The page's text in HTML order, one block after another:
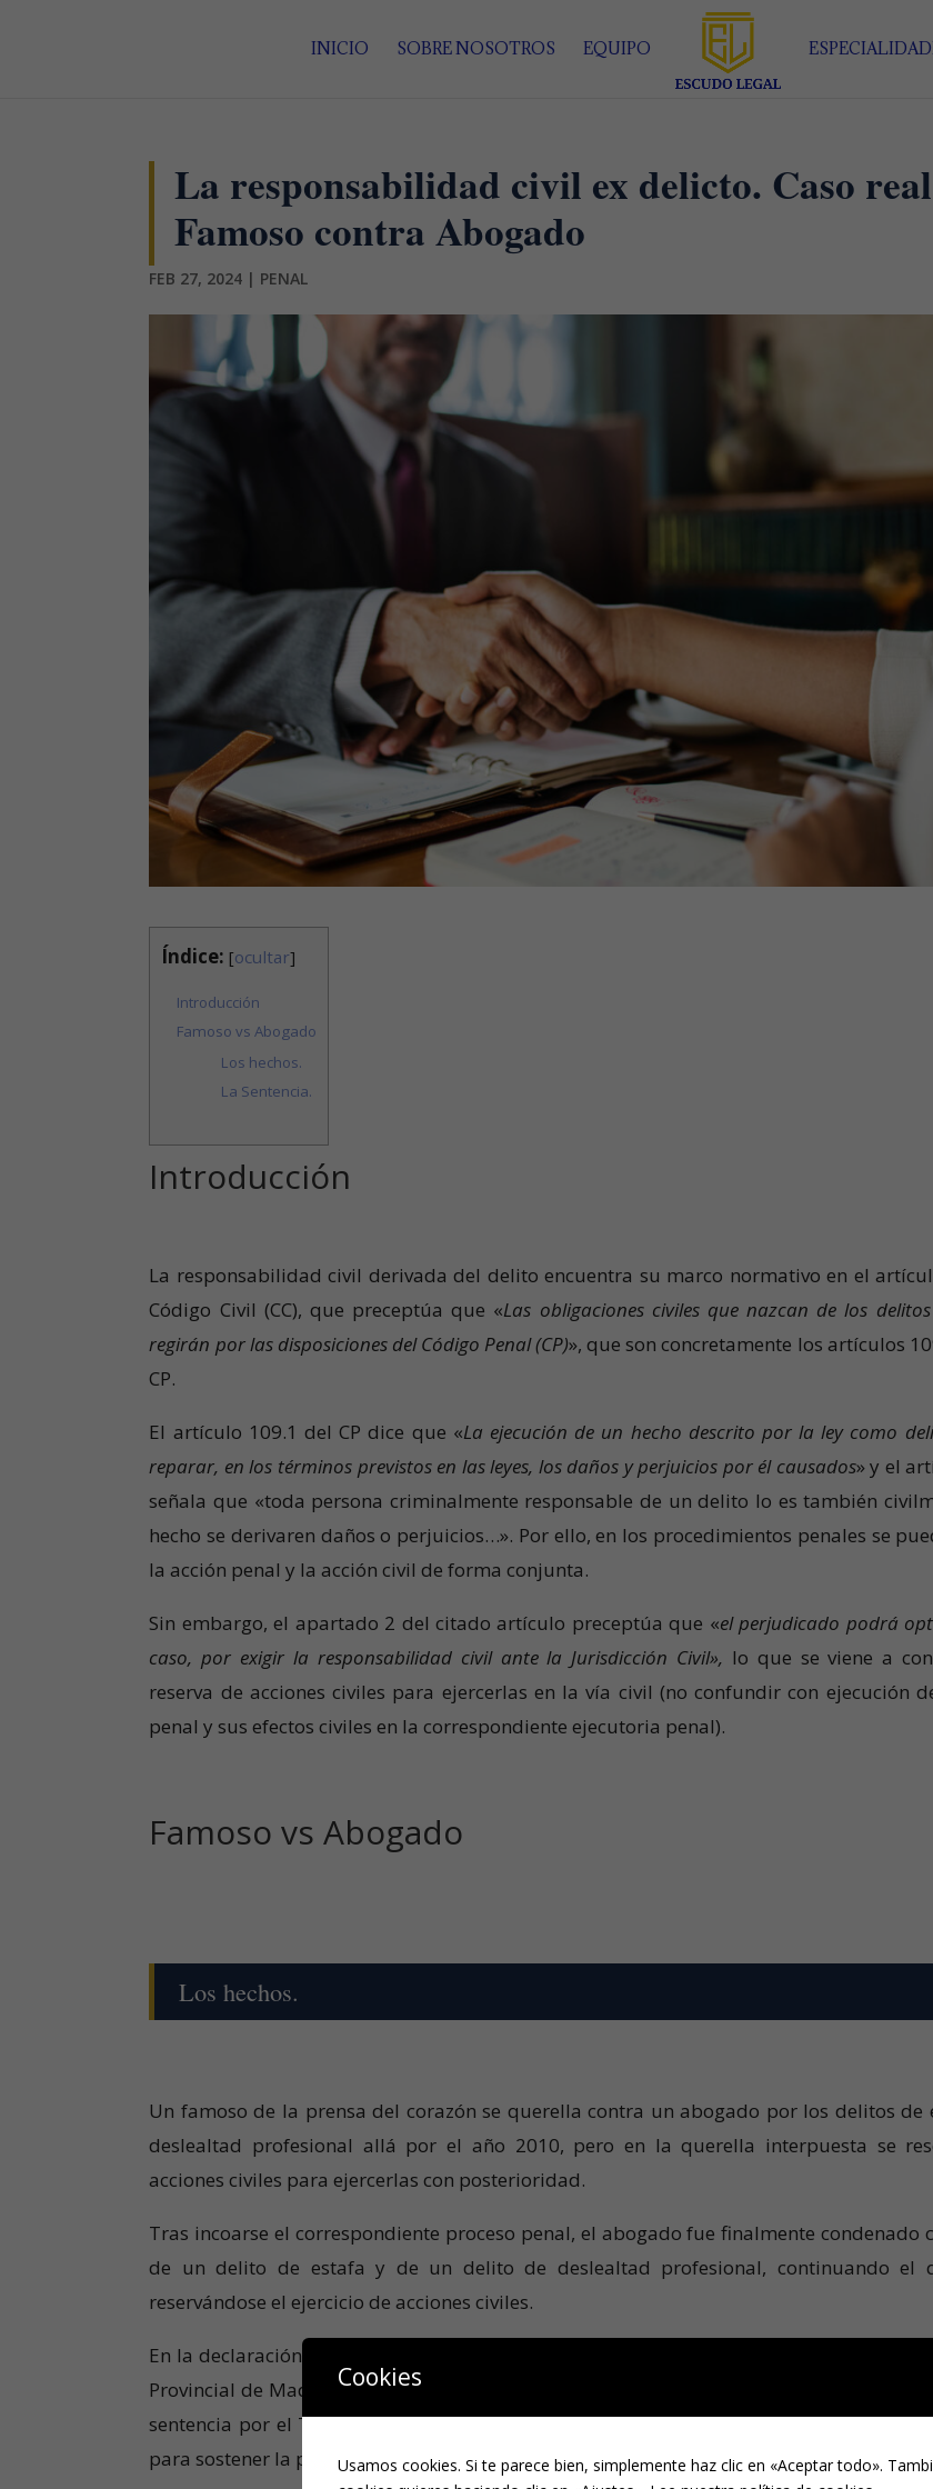
INICIO SOBRE NOSOTROS EQUIPO
La responsabilidad civil ex delicto. Caso
Famoso contra Abogado
FEB 27, 2024 | PENAL
Índice: [ocultar]
Introducción
Famoso vs Abogado
Los hechos.
La Sentencia.
Introducción
La responsabilidad civil derivada del delito encuentra su marco normativo en el
Código Civil (CC), que preceptúa que «Las obligaciones civiles que nazcan de los
regirán por las disposiciones del Código Penal (CP)», que son concretamente los artículos
CP.
El artículo 109.1 del CP dice que «La ejecución de un hecho descrito por la ley como
reparar, en los términos previstos en las leyes, los daños y perjuicios por él causados» y el
señala que «toda persona criminalmente responsable de un delito lo es también
hecho se derivaren daños o perjuicios…». Por ello, en los procedimientos penales se
la acción penal y la acción civil de forma conjunta.
Sin embargo, el apartado 2 del citado artículo preceptúa que «el perjudicado podrá
caso, por exigir la responsabilidad civil ante la Jurisdicción Civil», lo que se viene a
reserva de acciones civiles para ejercerlas en la vía civil (no confundir con ejecución
penal y sus efectos civiles en la correspondiente ejecutoria penal).
Famoso vs Abogado
Los hechos.
Un famoso de la prensa del corazón se querella contra un abogado por los delitos de
deslealtad profesional allá por el año 2010, pero en la querella interpuesta se
acciones civiles para ejercerlas con posterioridad.
Tras incoarse el correspondiente proceso penal, el abogado fue finalmente condenado
de un delito de estafa y de un delito de deslealtad profesional, continuando el
reservándose el ejercicio de acciones civiles.
En la declaración de hechos probados de la sentencia condenatoria dictada por la Ilma.
Provincial de Madrid (Sección 17ª) de 19 de diciembre de 2017, que fue confirmada en
sentencia por el Tribunal Supremo en casación, se recogieron toda una serie de
para sostener la posterior condena.
Cookies
Usamos cookies. Si te parece bien, simplemente haz clic en «Aceptar todo».